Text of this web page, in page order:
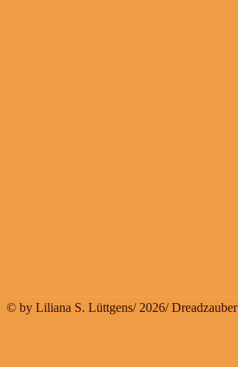
© by Liliana S. Lüttgens/ 2026/ Dreadzauber